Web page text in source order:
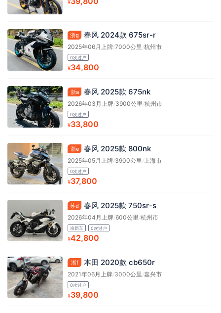
¥
浙g 春风 2024款 675sr-r
2025年06月上牌/7000公里/杭州市
0次过户
¥34,800
浙a 春风 2025款 675nk
2026年03月上牌/3900公里/杭州市
0次过户
¥33,800
浙e 春风 2025款 800nk
2025年05月上牌/3900公里/上海市
0次过户
¥37,800
苏d 春风 2025款 750sr-s
2026年04月上牌/600公里 /杭州市
准新车 0次过户
¥42,800
浙f 本田 2020款 cb650r
2021年06月上牌/3000公里 /嘉兴市
0次过户
¥39,800